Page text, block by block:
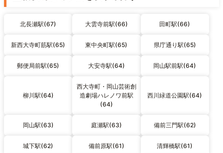
北長瀬駅(67) 大雲寺前駅(66) 田町駅(66)
新西大寺町筋駅(65) 東中央町駅(65) 県庁通り駅(65)
郵便局前駅(65) 大安寺駅(64) 岡山駅前駅(64)
柳川駅(64)
西大寺町・岡山芸術創
造劇場ハレノワ前駅
(64)
西川緑道公園駅(64)
岡山駅(63) 庭瀬駅(63) 備前三門駅(62)
城下駅(62) 備前原駅(61) 清輝橋駅(61)